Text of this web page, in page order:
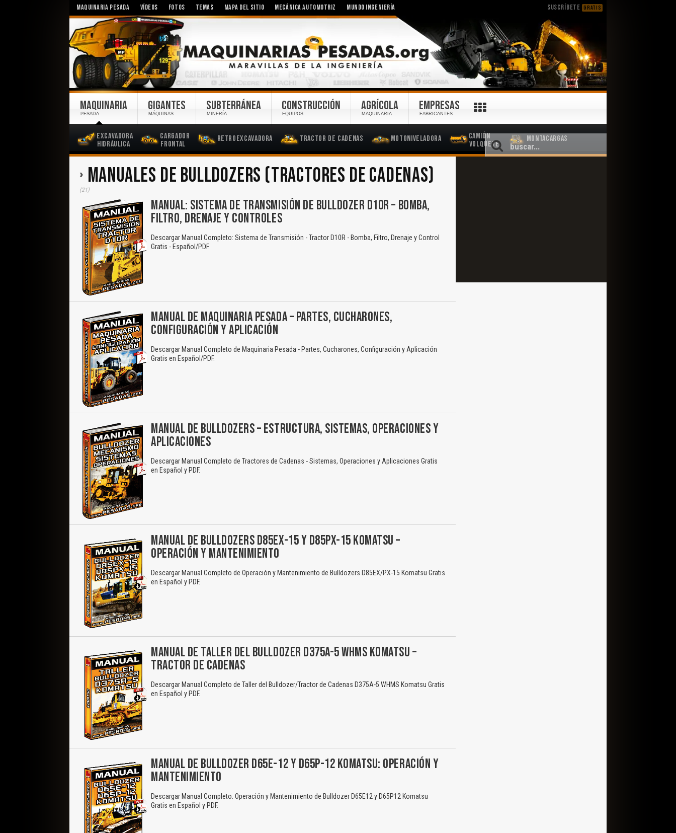
MAQUINARIA PESADA VÍDEOS FOTOS TEMAS MAPA DEL SITIO MECÁNICA AUTOMOTRIZ MUNDO INGENIERÍA SUSCRÍBETE GRATIS
MAQUINARIA
PESADA
Excavadora
Hidráulica
Cargador
Frontal
Retroexcavadora Tractor de Cadenas Motoniveladora
Camión
Volquete
Montacargas
GIGANTES
MÁQUINAS
SUBTERRÁNEA
MINERÍA
CONSTRUCCIÓN
EQUIPOS
AGRÍCOLA
MAQUINARIA
EMPRESAS
FABRICANTES
MANUALES DE BULLDOZERS (TRACTORES DE CADENAS)
(21)
MANUAL: SISTEMA DE TRANSMISIÓN DE BULLDOZER D10R – BOMBA,
FILTRO, DRENAJE Y CONTROLES
Descargar Manual Completo: Sistema de Transmisión - Tractor D10R - Bomba, Filtro, Drenaje y Control
Gratis - Español/PDF.
MANUAL DE MAQUINARIA PESADA – PARTES, CUCHARONES,
CONFIGURACIÓN Y APLICACIÓN
Descargar Manual Completo de Maquinaria Pesada - Partes, Cucharones, Configuración y Aplicación
Gratis en Español/PDF.
MANUAL DE BULLDOZERS – ESTRUCTURA, SISTEMAS, OPERACIONES Y
APLICACIONES
Descargar Manual Completo de Tractores de Cadenas - Sistemas, Operaciones y Aplicaciones Gratis
en Español y PDF.
MANUAL DE BULLDOZERS D85EX-15 Y D85PX-15 KOMATSU –
OPERACIÓN Y MANTENIMIENTO
Descargar Manual Completo de Operación y Mantenimiento de Bulldozers D85EX/PX-15 Komatsu Gratis
en Español y PDF.
MANUAL DE TALLER DEL BULLDOZER D375A-5 WHMS KOMATSU –
TRACTOR DE CADENAS
Descargar Manual Completo de Taller del Bulldozer/Tractor de Cadenas D375A-5 WHMS Komatsu Gratis
en Español y PDF.
MANUAL DE BULLDOZER D65E-12 Y D65P-12 KOMATSU: OPERACIÓN Y
MANTENIMIENTO
Descargar Manual Completo: Operación y Mantenimiento de Bulldozer D65E12 y D65P12 Komatsu
Gratis en Español y PDF.
Texto o Imagen de portada son erróneos.
Reportar otro tipo de error...